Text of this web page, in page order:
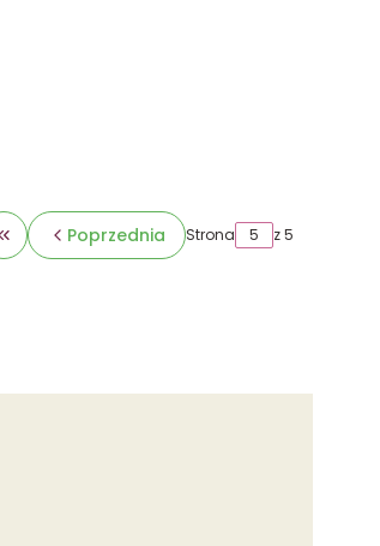
Wróć do pierwszej strony z produktami
Poprzednia Strona z 5